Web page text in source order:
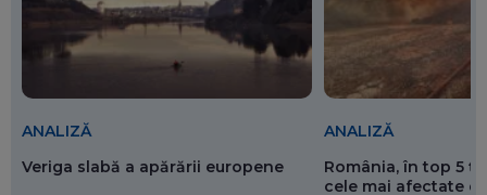
ANALIZĂ
Veriga slabă a apărării europene
ANALIZĂ
România, în top 5
cele mai afectate